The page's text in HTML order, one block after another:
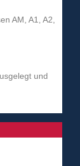
AM, A1, A2,
und